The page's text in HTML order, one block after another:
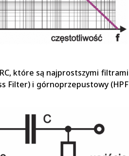
które są najprostszymi filtrami
Filter) i górnoprzepustowy (HPF